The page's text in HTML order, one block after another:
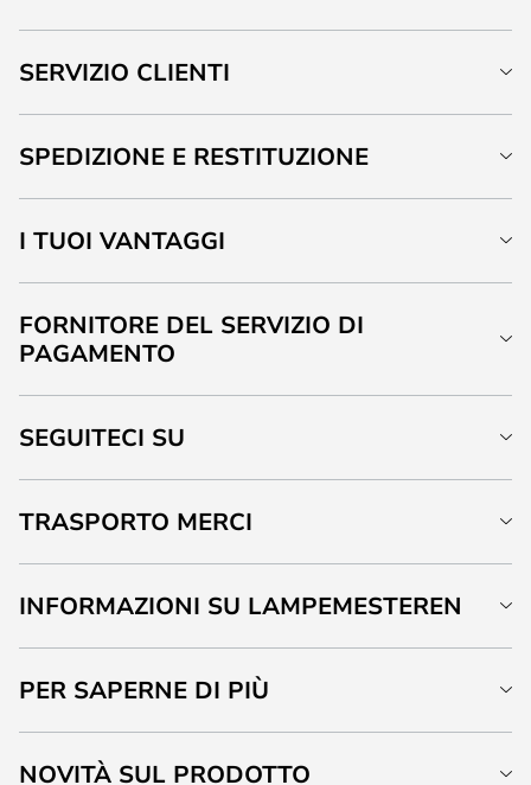
SERVIZIO CLIENTI
SPEDIZIONE E RESTITUZIONE
I TUOI VANTAGGI
FORNITORE DEL SERVIZIO DI
PAGAMENTO
SEGUITECI SU
TRASPORTO MERCI
INFORMAZIONI SU LAMPEMESTEREN
PER SAPERNE DI PIÙ
NOVITÀ SUL PRODOTTO